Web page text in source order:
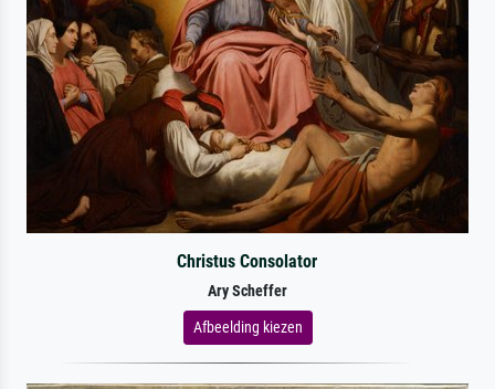
Christus Consolator
Ary Scheffer
Afbeelding kiezen